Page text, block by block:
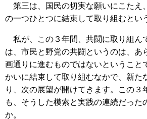
第三は、国民の切実な願いにこたえ
の一つひとつに結束して取り組むとい
私が、この３年間、共闘に取り組ん
は、市民と野党の共闘というのは、あ
画通りに進むものではないということ
かいに結束して取り組むなかで、新た
り、次の展望が開けてきます。この３
も、そうした模索と実践の連続だった
か。